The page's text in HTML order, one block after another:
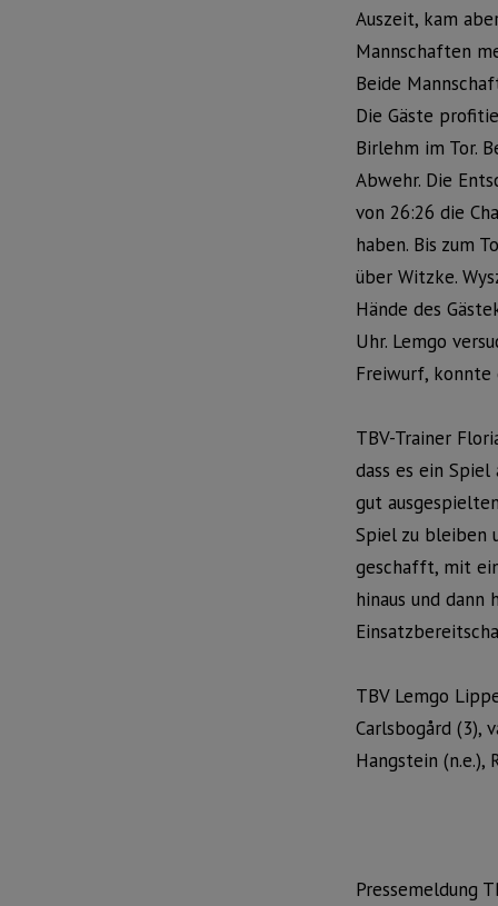
Auszeit, kam
Mannschaften
Beide
Die Gäste
Birlehm im Tor.
Abwehr. Die
von 26:26 die
haben. Bis zum
über Witzke.
Hände des
Uhr. Lemgo
Freiwurf, konnte
TBV-Trainer
dass es ein
gut
Spiel zu bleiben
geschafft, mit
hinaus und dann
TBV Lemgo
Carlsbogård (3),
Hangstein (n.e.),
Pressemeldung